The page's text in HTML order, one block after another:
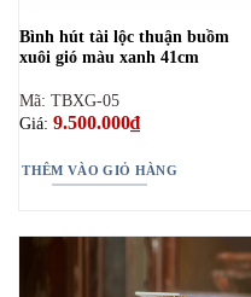
Bình hút tài lộc thuận buồm
xuôi gió màu xanh 41cm
Mã: TBXG-05
Giá: 9.500.000₫
THÊM VÀO GIỎ HÀNG